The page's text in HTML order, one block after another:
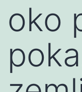
oko